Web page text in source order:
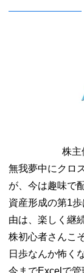
株主
無我夢中にクロ
が、今は趣味で
資産形成の第1
由は、楽しく継
株初心者さんこ
日歩なんか怖く
今までExcelで